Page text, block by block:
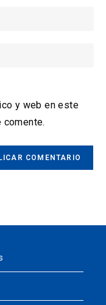
y web en este
comente.